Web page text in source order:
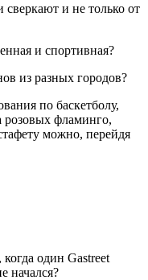
сверкают и не только от
и спортивная?
из разных городов?
по баскетболу,
розовых фламинго,
можно, перейдя
один Gastreet
начался?